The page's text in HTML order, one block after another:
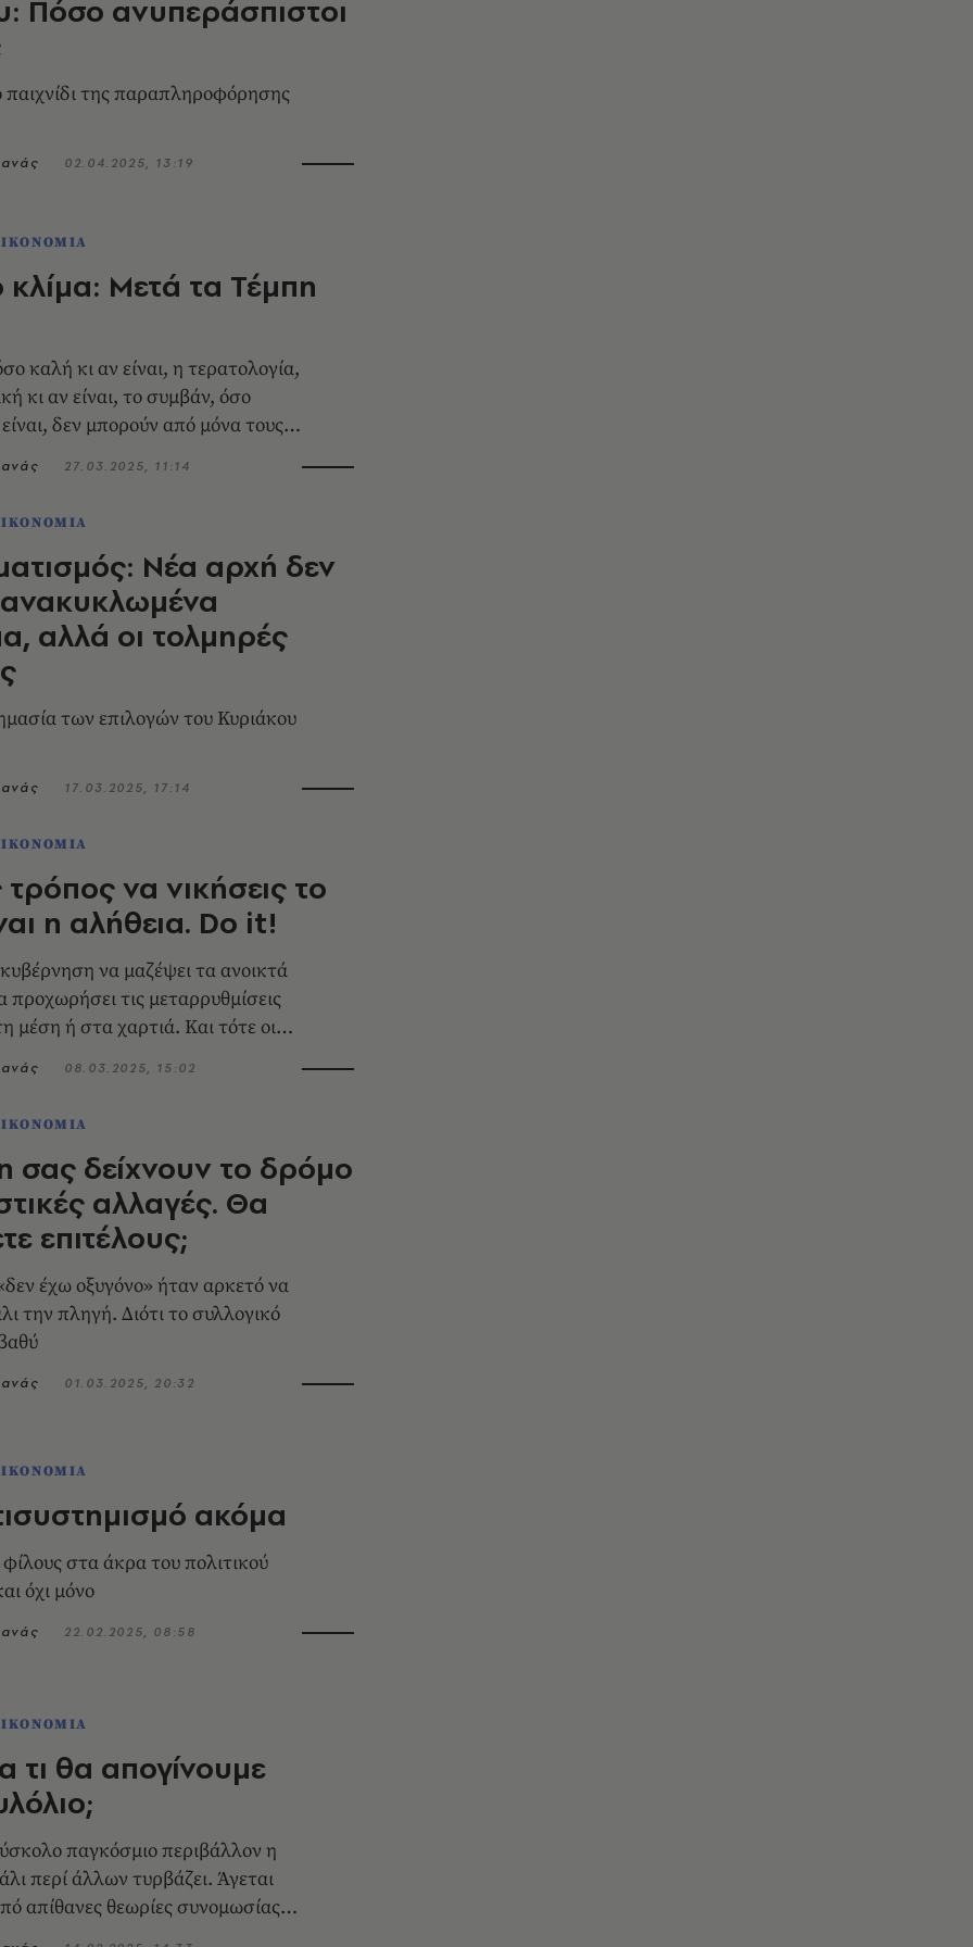
Πόσο ανυπεράσπιστοι
παιχνίδι της παραπληροφόρησης
02.04.2025, 13:19
κλίμα: Μετά τα Τέμπη
καλή κι αν είναι, η τερατολογία,
κι αν είναι, το συμβάν, όσο
δεν μπορούν από μόνα τους
27.03.2025, 11:14
Νέα αρχή δεν
ανακυκλωμένα
αλλά οι τολμηρές
των επιλογών του Κυριάκου
17.03.2025, 17:14
να νικήσεις το
η αλήθεια. Do it!
να μαζέψει τα ανοικτά
προχωρήσει τις μεταρρυθμίσεις
μέση ή στα χαρτιά. Και τότε οι
08.03.2025, 15:02
σας δείχνουν το δρόμο
αλλαγές. Θα
επιτέλους;
έχω οξυγόνο» ήταν αρκετό να
την πληγή. Διότι το συλλογικό
01.03.2025, 20:32
ακόμα
στα άκρα του πολιτικού
όχι μόνο
22.02.2025, 08:58
τι θα απογίνουμε
παγκόσμιο περιβάλλον η
περί άλλων τυρβάζει. Άγεται
απίθανες θεωρίες συνομωσίας